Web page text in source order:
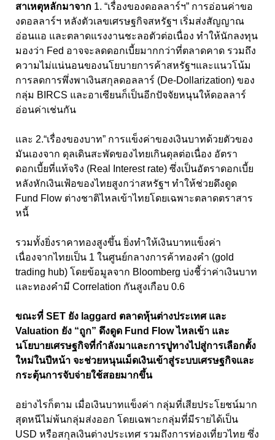
สาเหตุหลักมาจาก 1. “เรื่องของดอลลาร์ฯ” การอ่อนค่าขอ
งดอลลาร์ฯ หลังตัวเลขเศรษฐกิจสหรัฐฯ เริ่มส่งสัญญาณ
อ่อนแอ และตลาดแรงงานชะลอตัวต่อเนื่อง ทำให้นักลงทุน
มองว่า Fed อาจจะลดดอกเบี้ยมากกว่าที่ตลาดคาด รวมถึง
ความไม่แน่นอนของนโยบายการค้าสหรัฐฯและแนวโน้ม
การลดการพึ่งพาเงินสกุลดอลลาร์ (De-Dollarization) ของ
กลุ่ม BIRCS และอาเซียนก็เป็นอีกปัจจัยหนุนให้ดอลลาร์
อ่อนค่าเช่นกัน
และ 2.“เรื่องของบาท” การแข็งค่าของเงินบาทด้วยตัวของ
มันเองจาก ดุลเดินสะพัดของไทยเกินดุลต่อเนื่อง อัตรา
ดอกเบี้ยที่แท้จริง (Real Interest rate) ซึ่งเป็นอัตราดอกเบี้ย
หลังหักเงินเฟ้อของไทยสูงกว่าสหรัฐฯ ทำให้ช่วยดึงดูด
Fund Flow ต่างชาติไหลเข้าไทยโดยเฉพาะตลาดตราสาร
หนี้
รวมทั้งยิ่งราคาทองสูงขึ้น ยิ่งทำให้เงินบาทแข็งค่า
เนื่องจากไทยเป็น 1 ในศูนย์กลางการค้าทองคำ (gold
trading hub) โดยข้อมูลจาก Bloomberg บ่งชี้ว่าค่าเงินบาท
และทองคำมี Correlation กันสูงเกือบ 0.6
ขณะที่ SET ยัง laggard ตลาดหุ้นต่างประเทศ และ
Valuation ยัง “ถูก” ดึงดูด Fund Flow ไหลเข้า และ
นโยบายเศรษฐกิจที่กำลังมาและการปูทางไปสู่การเลือกตั้ง
ใหม่ในปีหน้า จะช่วยหนุนเม็ดเงินเข้าสู่ระบบเศรษฐกิจและ
กระตุ้นการจับจ่ายใช้สอยมากขึ้น
อย่างไรก็ตาม เมื่อเงินบาทแข็งค่า กลุ่มที่เสียประโยชน์มาก
สุดหนีไม่พ้นกลุ่มส่งออก โดยเฉพาะกลุ่มที่มีรายได้เป็น
USD หรือสกุลเงินต่างประเทศ รวมถึงการท่องเที่ยวไทย ซึ่ง